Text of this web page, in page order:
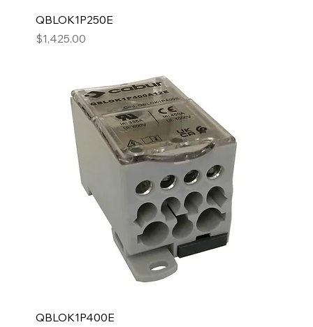
QBLOK1P250E
Precio
$1,425.00
QBLOK1P400E